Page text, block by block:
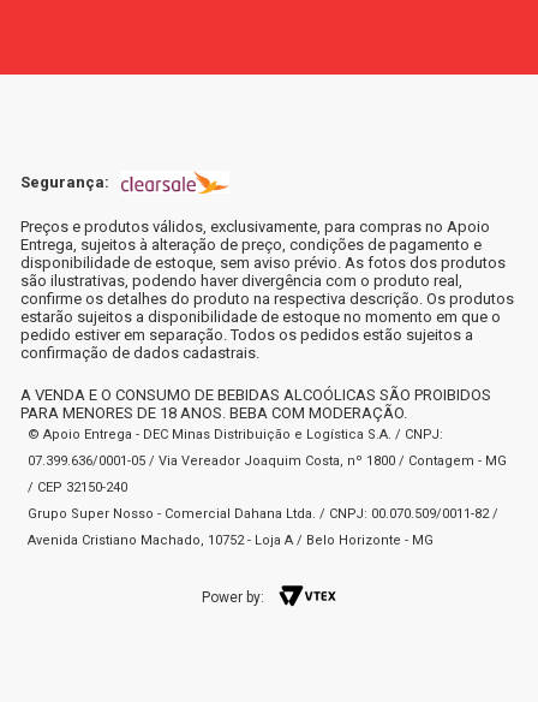
Segurança:
Preços e produtos válidos, exclusivamente, para compras no Apoio
Entrega, sujeitos à alteração de preço, condições de pagamento e
disponibilidade de estoque, sem aviso prévio. As fotos dos produtos
são ilustrativas, podendo haver divergência com o produto real,
confirme os detalhes do produto na respectiva descrição. Os produtos
estarão sujeitos a disponibilidade de estoque no momento em que o
pedido estiver em separação. Todos os pedidos estão sujeitos a
confirmação de dados cadastrais.
A VENDA E O CONSUMO DE BEBIDAS ALCOÓLICAS SÃO PROIBIDOS
PARA MENORES DE 18 ANOS. BEBA COM MODERAÇÃO.
© Apoio Entrega - DEC Minas Distribuição e Logística S.A. / CNPJ:
07.399.636/0001-05 / Via Vereador Joaquim Costa, nº 1800 / Contagem - MG
/ CEP 32150-240
Grupo Super Nosso - Comercial Dahana Ltda. / CNPJ: 00.070.509/0011-82 /
Avenida Cristiano Machado, 10752 - Loja A / Belo Horizonte - MG
Power by: